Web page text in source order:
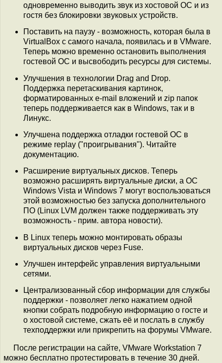
одновременно выводить звук из хостовой ОС и из
гостя без блокировки звуковых устройств.
Поставить на паузу - возможность, которая была в
VirtualBox с самого начала, появилась и в VMware.
Теперь можно временно остановить выполнения
гостевой ОС и высвободить ресурсы для системы.
Улучшения в технологии Drag and Drop.
Поддержка перетаскивания картинок,
форматированных e-mail вложений и zip папок
теперь поддерживается как в Windows, так и в
Линукс.
Улучшена поддержка отладки гостевой ОС в
режиме replay ("проигрывания"). Читайте
документацию.
Расширение виртуальных дисков. Теперь
возможно расширять виртуальные диски, а ОС
Windows Vista и Windows 7 могут воспользоваться
этой возможностью без запуска дополнительного
ПО (Linux LVM должен также поддерживать эту
возможность - прим. автора новости).
В Linux теперь можно монтировать образы
виртуальных дисков через Fuse.
Улучшен интерфейс управления виртуальными
сетями.
Централизованный сбор информации для службы
поддержки - позволяет легко нажатием одной
кнопки собрать подробную информацию о госте и
о хостовой системе, сжать её и послать в службу
техподдержки или прикрепить на форумы VMware.
После регистрации на сайте, VMware Workstation 7
можно бесплатно протестировать в течение 30 дней.